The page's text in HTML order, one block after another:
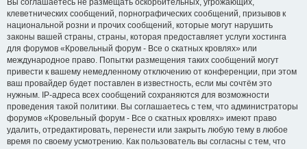
Вы соглашаетесь не размещать оскорбительных, угрожающих,
клеветнических сообщений, порнографических сообщений, призывов к
национальной розни и прочих сообщений, которые могут нарушить
законы вашей страны, страны, которая предоставляет услуги хостинга
для форумов «Кровельный форум - Все о скатных кровлях» или
международное право. Попытки размещения таких сообщений могут
привести к вашему немедленному отключению от конференции, при этом
ваш провайдер будет поставлен в известность, если мы сочтём это
нужным. IP-адреса всех сообщений сохраняются для возможности
проведения такой политики. Вы соглашаетесь с тем, что администраторы
форумов «Кровельный форум - Все о скатных кровлях» имеют право
удалить, отредактировать, перенести или закрыть любую тему в любое
время по своему усмотрению. Как пользователь вы согласны с тем, что